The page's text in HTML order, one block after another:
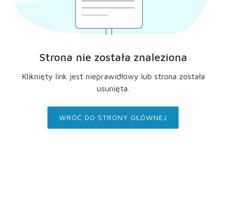
Strona nie została znaleziona
Kliknięty link jest nieprawidłowy lub strona została
usunięta.
WRÓĆ DO STRONY GŁÓWNEJ